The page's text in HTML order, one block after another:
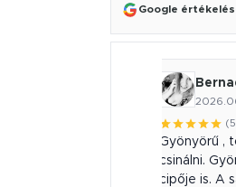
Google
Gyönyörű ,
csinálni.
cipője is. A